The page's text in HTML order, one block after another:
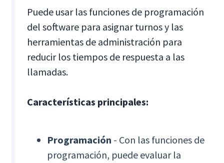
Puede usar las funciones de programación
del software para asignar turnos y las
herramientas de administración para
reducir los tiempos de respuesta a las
llamadas.
Características principales:
Programación - Con las funciones de
programación, puede evaluar la